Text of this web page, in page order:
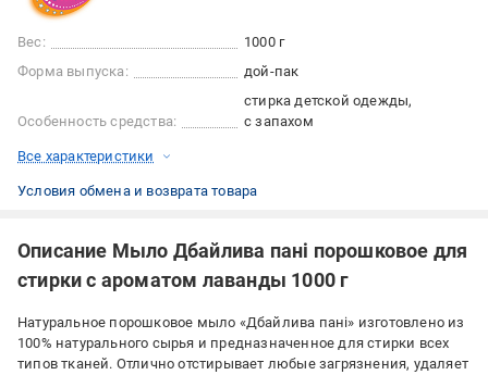
Вес:
1000 г
Форма выпуска:
дой-пак
Особенность средства:
стирка детской одежды
с запахом
Все характеристики
Условия обмена и возврата товара
Описание Мыло Дбайлива пані порошковое для
стирки с ароматом лаванды 1000 г
Натуральное порошковое мыло «Дбайлива пані» изготовлено из
100% натурального сырья и предназначенное для стирки всех
типов тканей. Отлично отстирывает любые загрязнения, удаляет